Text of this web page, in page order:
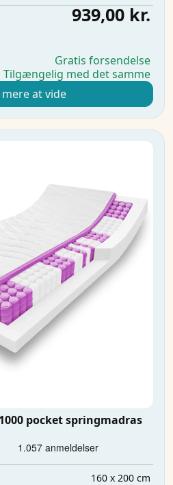
939,00 kr.
Gratis forsendelse
Tilgængelig med det samme
at vide
pocket springmadras
160 x 200 cm